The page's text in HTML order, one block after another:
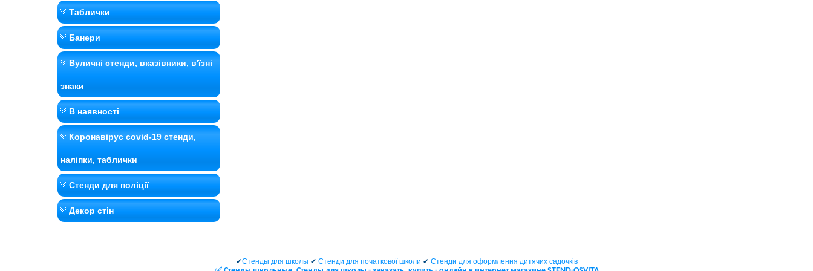
Таблички
Банери
Вуличні стенди, вказівники, в'їзні
знаки
В наявності
Коронавірус covid-19 стенди,
наліпки, таблички
Стенди для поліції
Декор стін
✔Стенды для школы ✔ Стенди для початкової школи ✔ Стенди для оформлення дитячих садочків